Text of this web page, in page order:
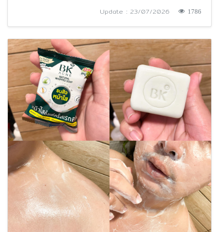
Update : 23/07/2026 1786